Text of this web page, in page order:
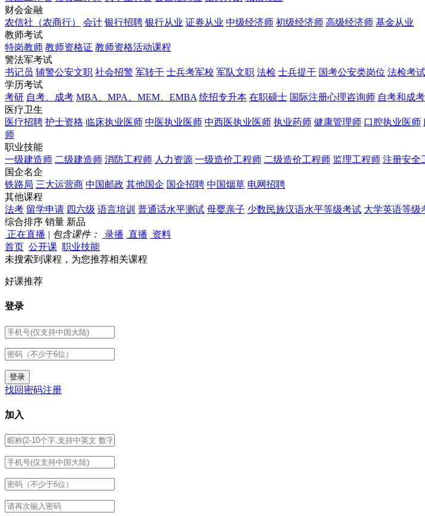
财会金融
农信社（农商行）
会计 银行招聘 银行从业 证券从业 中级经济师 初级经济师 高级经济师 基金从业
教师考试
特岗教师 教师资格证 教师资格活动课程
警法军考试
书记员 辅警公安文职 社会招警 军转干 士兵考军校 军队文职 法检 士兵提干 国考公安类岗位 法检考
学历考试
考研 自考、成考 MBA、MPA、MEM、EMBA 统招专升本 在职硕士 国际注册心理咨询师 自考和成考
医疗卫生
医疗招聘 护士资格 临床执业医师 中医执业医师 中西医执业医师 执业药师 健康管理师 口腔执业医师
师
职业技能
一级建造师 二级建造师 消防工程师 人力资源 一级造价工程师 二级造价工程师 监理工程师 注册安全
国企名企
铁路局 三大运营商 中国邮政 其他国企 国企招聘 中国烟草 电网招聘
其他课程
法考 留学申请 四六级 语言培训 普通话水平测试 母婴亲子 少数民族汉语水平等级考试 大学英语等级
综合排序 销量 新品
正在直播 | 包含课件： 录播 直播 资料
首页 公开课 职业技能
未搜索到课程，为您推荐相关课程
好课推荐
登录
找回密码注册
加入